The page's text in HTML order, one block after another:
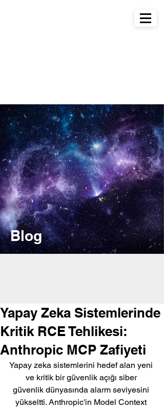
Blog
Yapay Zeka Sistemlerinde
Kritik RCE Tehlikesi:
Anthropic MCP Zafiyeti
Yapay zeka sistemlerini hedef alan yeni
ve kritik bir güvenlik açığı siber
güvenlik dünyasında alarm seviyesini
yükseltti. Anthropic'in Model Context